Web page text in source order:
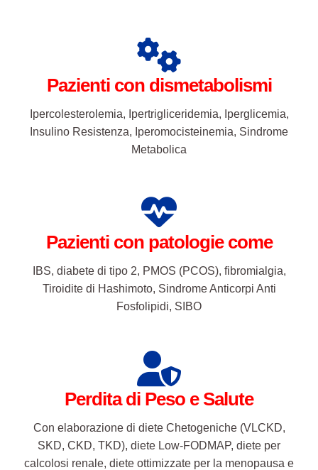
Pazienti con dismetabolismi
Ipercolesterolemia, Ipertrigliceridemia, Iperglicemia,
Insulino Resistenza, Iperomocisteinemia, Sindrome
Metabolica
Pazienti con patologie come
IBS, diabete di tipo 2, PMOS (PCOS), fibromialgia,
Tiroidite di Hashimoto, Sindrome Anticorpi Anti
Fosfolipidi, SIBO
Perdita di Peso e Salute
Con elaborazione di diete Chetogeniche (VLCKD,
SKD, CKD, TKD), diete Low-FODMAP, diete per
calcolosi renale, diete ottimizzate per la menopausa e